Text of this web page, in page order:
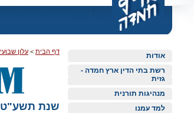
אודות
רשת בתי הדין ארץ חמדה -
גזית
מנהיגות תורנית
למד עמנו
דף הבית > עלון
שנת